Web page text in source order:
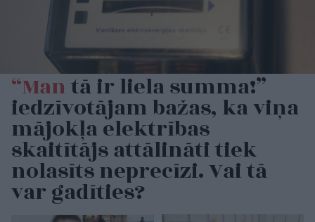
“Mantā ir liela summa!”
iedzīvotājam bažas, ka viņa
mājokļa elektrības
skaitītājs attālināti tiek
nolasīts neprecīzi. Vai tā
var gadīties?